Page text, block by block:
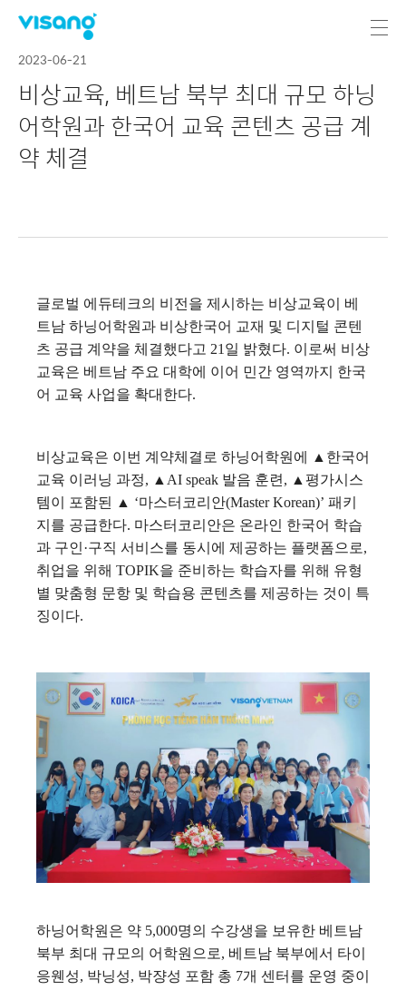
2023-06-21
비상교육, 베트남 북부 최대 규모 하닝
어학원과 한국어 교육 콘텐츠 공급 계
약 체결
글로벌 에듀테크의 비전을 제시하는 비상교육이 베
트남 하닝어학원과 비상한국어 교재 및 디지털 콘텐
츠 공급 계약을 체결했다고 21일 밝혔다. 이로써 비상
교육은 베트남 주요 대학에 이어 민간 영역까지 한국
어 교육 사업을 확대한다.
비상교육은 이번 계약체결로 하닝어학원에 ▲한국어
교육 이러닝 과정, ▲AI speak 발음 훈련, ▲평가시스
템이 포함된 ▲ ‘마스터코리안(Master Korean)’ 패키
지를 공급한다. 마스터코리안은 온라인 한국어 학습
과 구인·구직 서비스를 동시에 제공하는 플랫폼으로,
취업을 위해 TOPIK을 준비하는 학습자를 위해 유형
별 맞춤형 문항 및 학습용 콘텐츠를 제공하는 것이 특
징이다.
하닝어학원은 약 5,000명의 수강생을 보유한 베트남
북부 최대 규모의 어학원으로, 베트남 북부에서 타이
응웬성, 박닝성, 박쟝성 포함 총 7개 센터를 운영 중이